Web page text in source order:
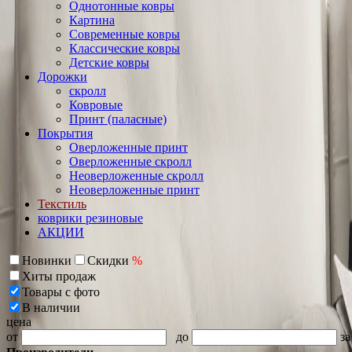
Однотонные ковры
Картина
Современные ковры
Классические ковры
Детские ковры
Дорожки
скролл
Ковровые
Принт (паласные)
Покрытия
Оверложенные принт
Оверложенные скролл
Неоверложенные скролл
Неоверложенные принт
Текстиль
коврики резиновые
АКЦИИ
Новинки Скидки %
Хиты продаж
Товары с фото
В наличии
цена
от
до